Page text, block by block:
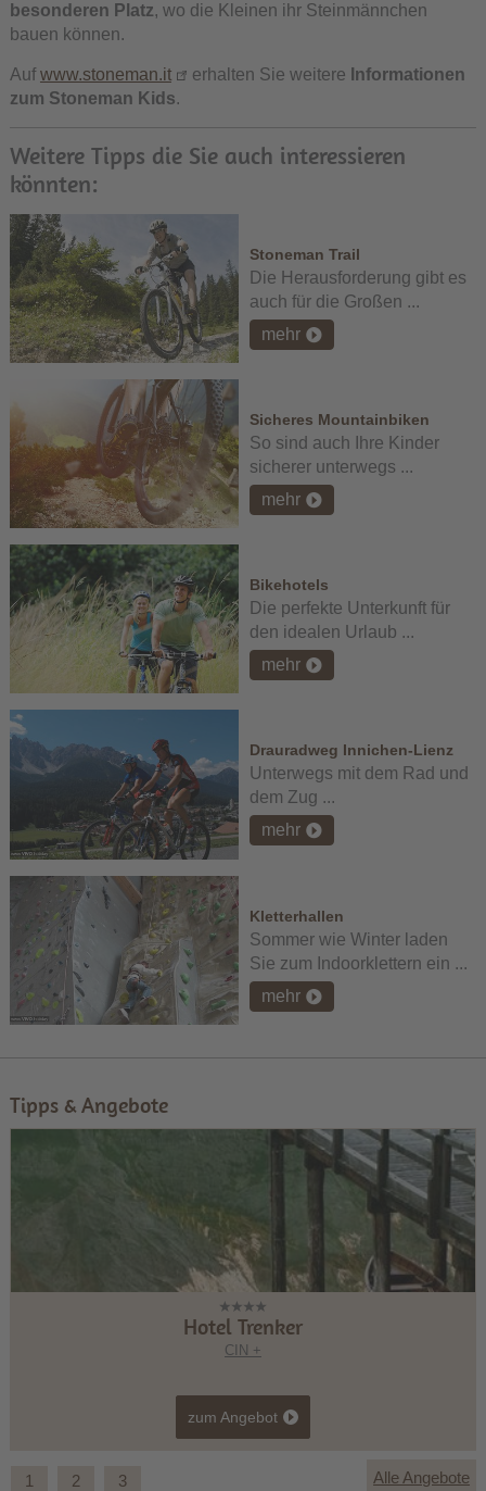
besonderen Platz, wo die Kleinen ihr Steinmännchen
bauen können.
Auf www.stoneman.it erhalten Sie weitere Informationen
zum Stoneman Kids.
Weitere Tipps die Sie auch interessieren
könnten:
Stoneman Trail
Die Herausforderung gibt es
auch für die Großen ...
mehr
Sicheres Mountainbiken
So sind auch Ihre Kinder
sicherer unterwegs ...
mehr
Bikehotels
Die perfekte Unterkunft für
den idealen Urlaub ...
mehr
Drauradweg Innichen-Lienz
Unterwegs mit dem Rad und
dem Zug ...
mehr
Kletterhallen
Sommer wie Winter laden
Sie zum Indoorklettern ein ...
mehr
Tipps & Angebote
Hotel Trenker
CIN +
zum Angebot
1 2 3 Alle Angebote